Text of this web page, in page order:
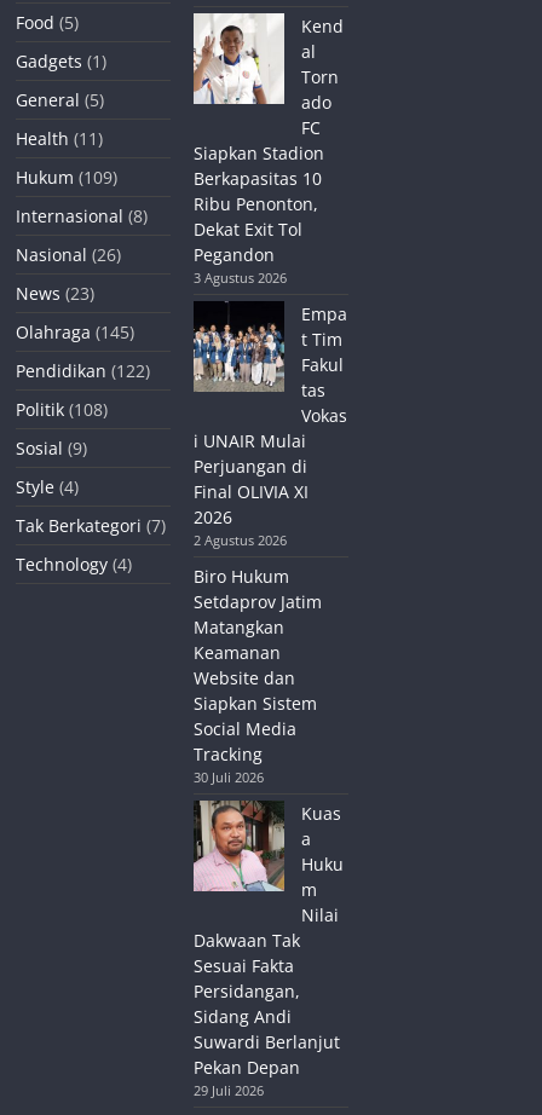
Food (5)
Gadgets (1)
General (5)
Health (11)
Hukum (109)
Internasional (8)
Nasional (26)
News (23)
Olahraga (145)
Pendidikan (122)
Politik (108)
Sosial (9)
Style (4)
Tak Berkategori (7)
Technology (4)
Kend
al
Torn
ado
FC
Siapkan Stadion
Berkapasitas 10
Ribu Penonton,
Dekat Exit Tol
Pegandon
3 Agustus 2026
Empa
t Tim
Fakul
tas
Vokas
i UNAIR Mulai
Perjuangan di
Final OLIVIA XI
2026
2 Agustus 2026
Biro Hukum
Setdaprov Jatim
Matangkan
Keamanan
Website dan
Siapkan Sistem
Social Media
Tracking
30 Juli 2026
Kuas
a
Huku
m
Nilai
Dakwaan Tak
Sesuai Fakta
Persidangan,
Sidang Andi
Suwardi Berlanjut
Pekan Depan
29 Juli 2026